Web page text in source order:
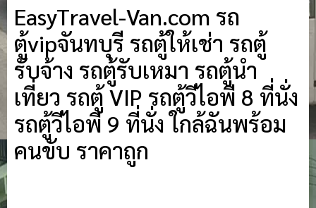
EasyTravel-Van.com รถ
ตู้vipจันทบุรี รถตู้ให้เช่า รถตู้
รับจ้าง รถตู้รับเหมา รถตู้นำ
เที่ยว รถตู้ VIP รถตู้วีไอพี 8 ที่นั่ง
รถตู้วีไอพี 9 ที่นั่ง ใกล้ฉันพร้อม
คนขับ ราคาถูก